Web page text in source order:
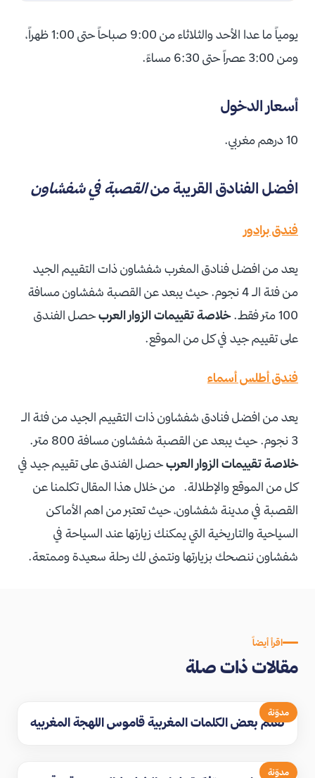
يومياً ما عدا الأحد والثلاثاء من 9:00 صباحاً حتى 1:00 ظهراً،
ومن 3:00 عصراً حتى 6:30 مساءً.
أسعار الدخول
10 درهم مغربي.
افضل الفنادق القريبة منالقصبة في شفشاون
فندق برادور
يعد من افضل فنادق المغرب شفشاون ذات التقييم الجيد
من فئة الـ 4 نجوم. حيث يبعد عن القصبة شفشاون مسافة
100 متر فقط.
خلاصة تقييمات الزوار العربحصل الفندق
على تقييم جيد في كل من الموقع.
فندق أطلس أسماء
يعد من افضل فنادق شفشاون ذات التقييم الجيد من فئة الـ
3 نجوم. حيث يبعد عن القصبة شفشاون مسافة 800 متر.
خلاصة تقييمات الزوار العربحصل الفندق على تقييم جيد في
كل من الموقع والإطلالة. من خلال هذا المقال تكلمنا عن
القصبة في مدينة شفشاون، حيث تعتبر من اهم الأماكن
السياحية والتاريخية التي يمكنك زيارتها عند السياحة في
شفشاون ننصحك بزيارتها ونتمنى لك رحلة سعيدة وممتعة.
اقرأ أيضاً
مقالات ذات صلة
مدوّنة
تعلم بعض الكلمات المغربية قاموس اللهجة المغربيه
مدوّنة